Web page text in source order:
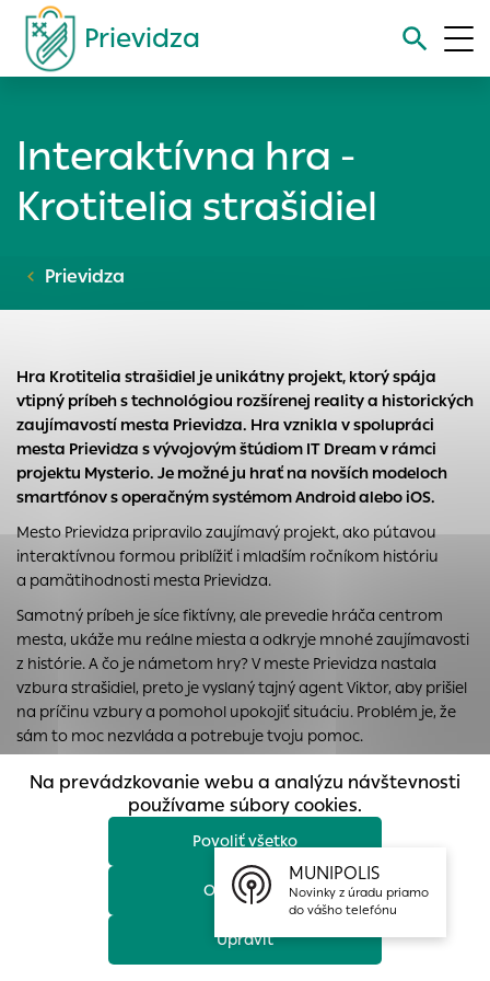
Prievidza
Interaktívna hra -
Krotitelia strašidiel
Prievidza
Hra Krotitelia strašidiel je unikátny projekt, ktorý spája
vtipný príbeh s technológiou rozšírenej reality a historických
zaujímavostí mesta Prievidza. Hra vznikla v spolupráci
mesta Prievidza s vývojovým štúdiom IT Dream v rámci
projektu Mysterio. Je možné ju hrať na novších modeloch
smartfónov s operačným systémom Android alebo iOS.
Mesto Prievidza pripravilo zaujímavý projekt, ako pútavou
interaktívnou formou priblížiť i mladším ročníkom históriu
a pamätihodnosti mesta Prievidza.
Samotný príbeh je síce fiktívny, ale prevedie hráča centrom
mesta, ukáže mu reálne miesta a odkryje mnohé zaujímavosti
z histórie. A čo je námetom hry? V meste Prievidza nastala
vzbura strašidiel, preto je vyslaný tajný agent Viktor, aby prišiel
na príčinu vzbury a pomohol upokojiť situáciu. Problém je, že
sám to moc nezvláda a potrebuje tvoju pomoc.
Všetko sa začína pri Piaristickom Kostol Najsvätejšej Trojice,
pokračuje sa ku kostolu sv. Bartolomeja a slnečným
hodinám a v ústrety ďalším úlohám až po vyhliadku na
Hráč musí na každom mieste pozorne
počúvať a pomôcť Viktorovi vyriešiť hádanky. Iba tak je možné
odhaliť skutočnú príčinu vzbury a nastoliť opäť poriadok.
Hru je možné hrať na novších modeloch smartfónov, stačí si
, vybrať projekt v najbližšom okolí
Na prevádzkovanie webu a analýzu návštevnosti
používame súbory cookies.
Povoliť všetko
Odmietnuť
Upraviť
Nastavenie cookies
Používajú sa napríklad k tomu, aby si webový prehliadač
zapamätoval Vaše prihlásenie alebo aby sa uložila Vaša
Vyberte úroveň cookies, ktorú chcete povoliť
Technické cookies
Technické súbory cookie sú pre prevádzku nevyhnutné a
pomáhajú urobiť webové stránky uplatniteľnými tým, že
umožňujú základné funkcie, ako je navigácia na stránke a
prístup k zabezpečeným oblastiam webovej stránky. Bez
týchto súborov cookie nemôže web správne fungovať.
Analytické cookies
pochopiť, ako návštevníci stránok stránku používajú, aby
mohol stránky optimalizovať a ponúknuť im lepšiu
skúsenosť. Všetky dáta sa zbierajú anonymne a nie je
možné ich spojiť s konkrétnou osobou.
Povoliť všetko
Uložiť nastavenia
Viac informácií
MUNIPOLIS
Novinky z úradu priamo
do vášho telefónu